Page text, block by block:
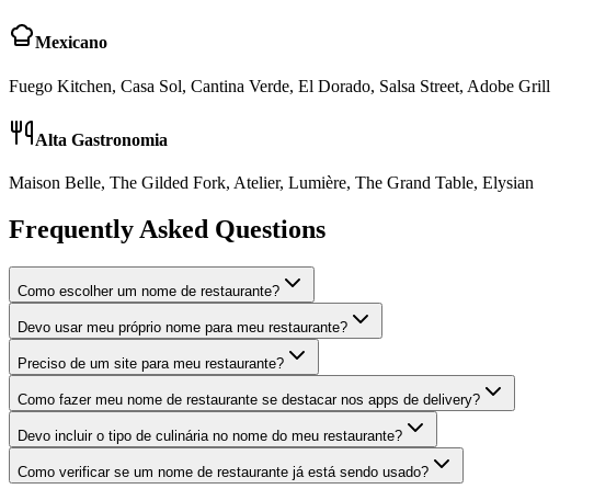
Mexicano
Fuego Kitchen, Casa Sol, Cantina Verde, El Dorado, Salsa Street, Adobe Grill
Alta Gastronomia
Maison Belle, The Gilded Fork, Atelier, Lumière, The Grand Table, Elysian
Frequently Asked Questions
Como escolher um nome de restaurante?
Devo usar meu próprio nome para meu restaurante?
Preciso de um site para meu restaurante?
Como fazer meu nome de restaurante se destacar nos apps de delivery?
Devo incluir o tipo de culinária no nome do meu restaurante?
Como verificar se um nome de restaurante já está sendo usado?